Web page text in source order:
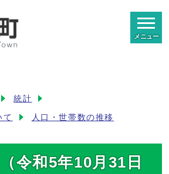
メニュー
統計
て 人口・世帯数の推移
令和5年10月31日